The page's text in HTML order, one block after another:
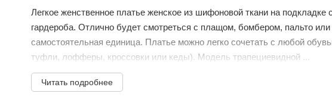
Легкое женственное платье женское из шифоновой ткани на подкладке
гардероба. Отлично будет смотреться с плащом, бомбером, пальто или
самостоятельная единица. Платье можно легко сочетать с любой
туфли, лофферы, кроссовки или кеды). Модель трапециевидной ...
Читать подробнее